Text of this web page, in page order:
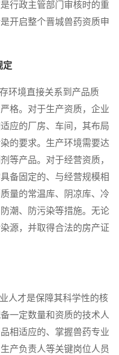
行政主管部门审核时的重
开启整个晋城兽药资质申
定
境直接关系到产品质
格。对于生产资质，企业
应的厂房、车间，其布局
的要求。生产环境需要达
等产品。对于经营资质，
备固定的、与经营规模相
量的常温库、阴凉库、冷
潮、防污染等措施。无论
源，并取得合法的房产证
才是保障其科学性的核
一定数量和资质的技术人
相适应的、掌握兽药专业
产负责人等关键岗位人员